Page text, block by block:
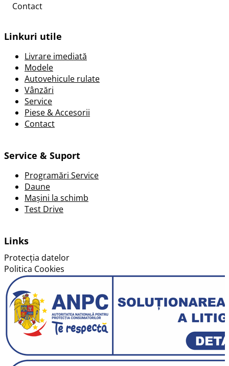
Contact
Linkuri utile
Livrare imediată
Modele
Autovehicule rulate
Vânzări
Service
Piese & Accesorii
Contact
Service & Suport
Programări Service
Daune
Mașini la schimb
Test Drive
Links
Protecția datelor
Politica Cookies